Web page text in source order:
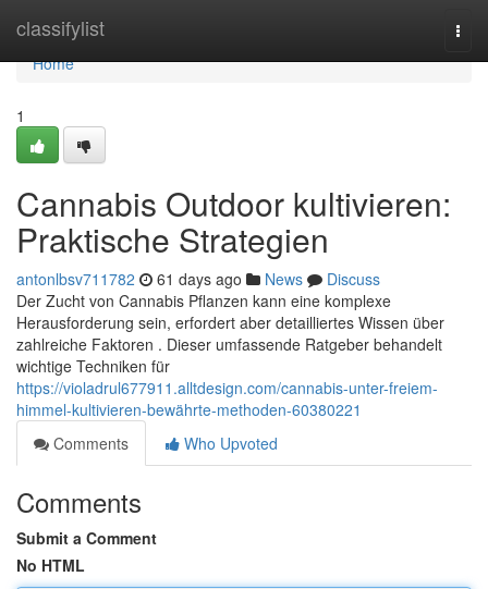
classifylist
Home
Home
1
Cannabis Outdoor kultivieren:
Praktische Strategien
antonlbsv711782 61 days ago News
Discuss
Der Zucht von Cannabis Pflanzen kann eine komplexe
Herausforderung sein, erfordert aber detailliertes Wissen über
zahlreiche Faktoren . Dieser umfassende Ratgeber behandelt
wichtige Techniken für
https://violadrul677911.alltdesign.com/cannabis-unter-freiem-
himmel-kultivieren-bewährte-methoden-60380221
Comments
Who Upvoted
Comments
Submit a Comment
No HTML